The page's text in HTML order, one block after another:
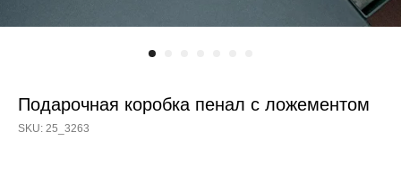
Подарочная коробка пенал с ложементом
SKU: 25_3263